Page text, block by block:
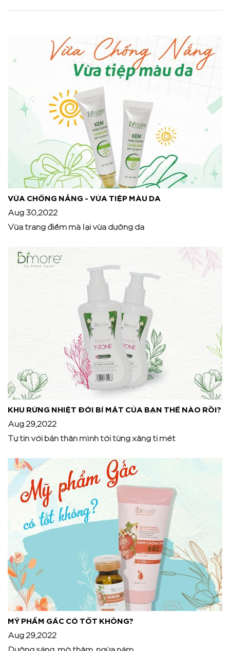
VỪA CHỐNG NẮNG - VỪA TIỆP MÀU DA
Aug 30,2022
Vừa trang điểm mà lại vừa dưỡng da
KHU RỪNG NHIỆT ĐỚI BÍ MẬT CỦA BẠN THẾ NÀO RỒI?
Aug 29,2022
Tự tin với bản thân mình tới từng xăng ti mét
MỸ PHẨM GẤC CÓ TỐT KHÔNG?
Aug 29,2022
Dưỡng sáng, mờ thâm, ngừa nám